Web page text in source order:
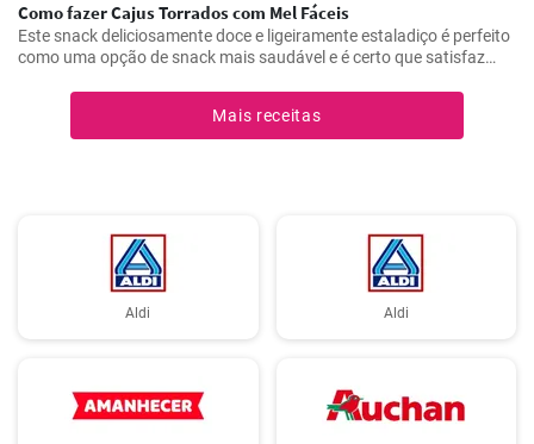
Como fazer Cajus Torrados com Mel Fáceis
Este snack deliciosamente doce e ligeiramente estaladiço é perfeito
como uma opção de snack mais saudável e é certo que satisfaz
Mais receitas
Aldi Aldi